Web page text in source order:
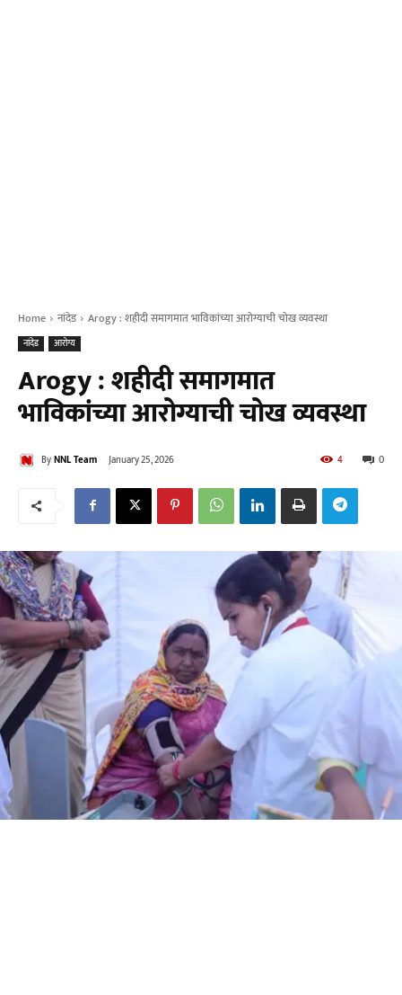
Home नांदेड Arogy : शहीदी समागमात भाविकांच्या आरोग्याची चोख व्यवस्था
नांदेड आरोग्य
Arogy : शहीदी समागमात
भाविकांच्या आरोग्याची चोख व्यवस्था
ByNNL Team January 25, 2026 0
4